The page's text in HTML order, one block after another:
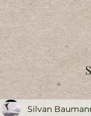
Silvan